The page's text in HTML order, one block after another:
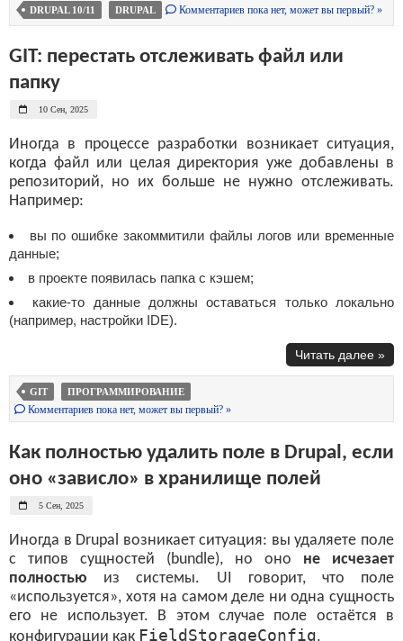
DRUPAL 10/11 DRUPAL Комментариев пока нет, может вы первый? »
GIT: перестать отслеживать файл или
папку
10 Сен, 2025
Иногда в процессе разработки возникает ситуация,
когда файл или целая директория уже добавлены в
репозиторий, но их больше не нужно отслеживать.
Например:
вы по ошибке закоммитили файлы логов или временные
данные;
в проекте появилась папка с кэшем;
какие-то данные должны оставаться только локально
(например, настройки IDE).
Читать далее »
GIT ПРОГРАММИРОВАНИЕ
Комментариев пока нет, может вы первый? »
Как полностью удалить поле в Drupal, если
оно «зависло» в хранилище полей
5 Сен, 2025
Иногда в Drupal возникает ситуация: вы удаляете поле
с типов сущностей (bundle), но оно не исчезает
полностью из системы. UI говорит, что поле
«используется», хотя на самом деле ни одна сущность
его не использует. В этом случае поле остаётся в
конфигурации как FieldStorageConfig.